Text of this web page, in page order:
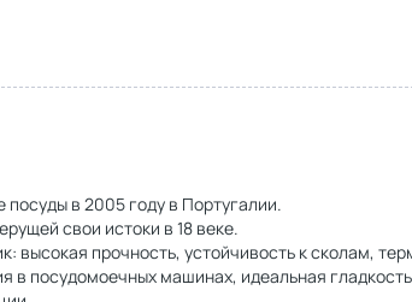
посуды в 2005 году в Португалии.
свои истоки в 18 веке.
высокая прочность, устойчивость к сколам,
в посудомоечных машинах, идеальная гладкость